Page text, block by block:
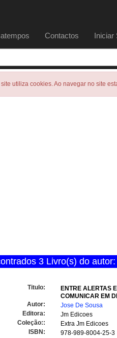
Contactos Iniciar
site utiliza cookies. Ao navegar no site
3 Livro(s) do
Titulo:
ENTRE ALERTAS
COMUNICAR EM
Autor:
Jose De Sousa
Editora:
Jm Edicoes
Coleção::
Extra Jm Edicoes
ISBN:
978-989-8004-25-3